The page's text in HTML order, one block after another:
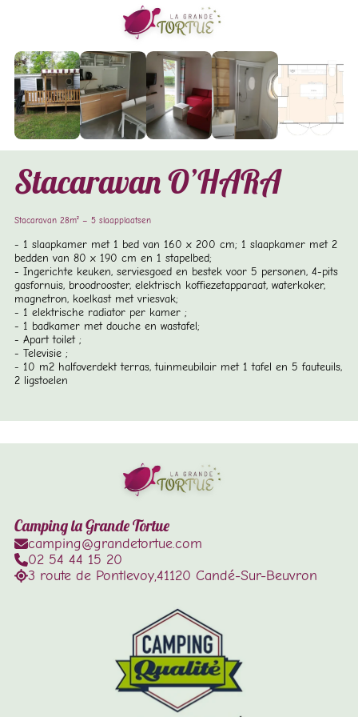
Stacaravan O’HARA
Stacaravan 28m² – 5 slaapplaatsen
1 slaapkamer met 1 bed van 160 x 200 cm; 1 slaapkamer met 2
bedden van 80 x 190 cm en 1 stapelbed;
Ingerichte keuken, serviesgoed en bestek voor 5 personen, 4-pits
gasfornuis, broodrooster, elektrisch koffiezetapparaat, waterkoker,
magnetron, koelkast met vriesvak;
1 elektrische radiator per kamer ;
1 badkamer met douche en wastafel;
Apart toilet ;
Televisie ;
10 m2 halfoverdekt terras, tuinmeubilair met 1 tafel en 5 fauteuils,
2 ligstoelen
Camping la Grande Tortue
camping@grandetortue.com
02 54 44 15 20
3 route de Pontlevoy,41120 Candé-Sur-Beuvron